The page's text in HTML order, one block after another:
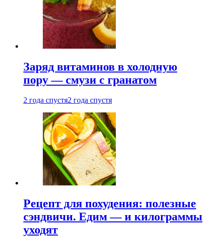
Заряд витаминов в холодную
пору — смузи с гранатом
2 года спустя2 года спустя
Рецепт для похудения: полезные
сэндвичи. Едим — и килограммы
уходят